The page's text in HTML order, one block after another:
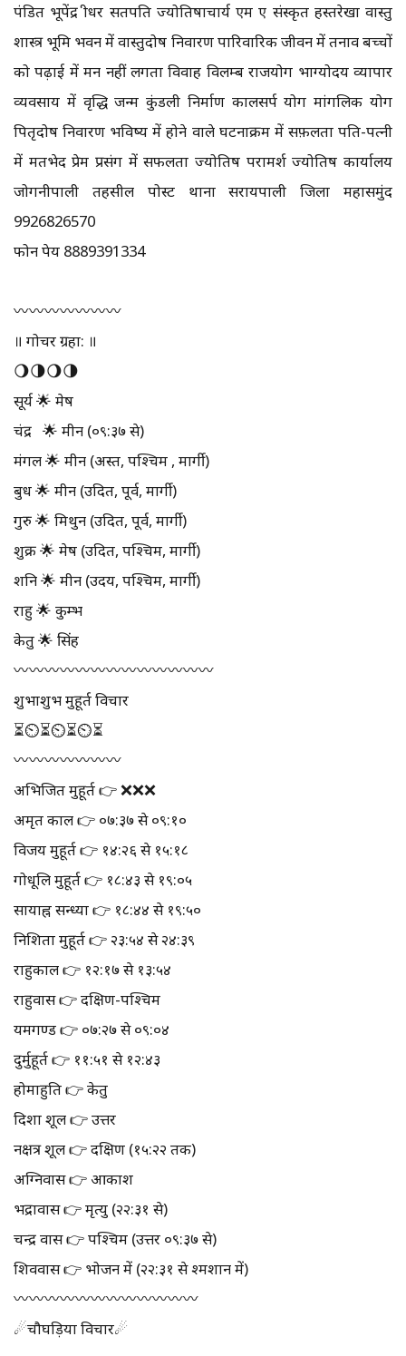
पंडित भूपेंद्र श्रीधर सतपति ज्योतिषाचार्य एम ए संस्कृत हस्तरेखा वास्तु
शास्त्र भूमि भवन में वास्तुदोष निवारण पारिवारिक जीवन में तनाव बच्चों
को पढ़ाई में मन नहीं लगता विवाह विलम्ब राजयोग भाग्योदय व्यापार
व्यवसाय में वृद्धि जन्म कुंडली निर्माण कालसर्प योग मांगलिक योग
पितृदोष निवारण भविष्य में होने वाले घटनाक्रम में सफ़लता पति-पत्नी
में मतभेद प्रेम प्रसंग में सफलता ज्योतिष परामर्श ज्योतिष कार्यालय
जोगनीपाली तहसील पोस्ट थाना सरायपाली जिला महासमुंद
9926826570
फोन पेय 8889391334
〰️〰️〰️〰️〰️〰️〰️
॥ गोचर ग्रहा: ॥
🌖🌗🌖🌗
सूर्य 🌟 मेष
चंद्र 🌟 मीन (०९:३७ से)
मंगल 🌟 मीन (अस्त, पश्चिम , मार्गी)
बुध 🌟 मीन (उदित, पूर्व, मार्गी)
गुरु 🌟 मिथुन (उदित, पूर्व, मार्गी)
शुक्र 🌟 मेष (उदित, पश्चिम, मार्गी)
शनि 🌟 मीन (उदय, पश्चिम, मार्गी)
राहु 🌟 कुम्भ
केतु 🌟 सिंह
〰️〰️〰️〰️〰️〰️〰️〰️〰️〰️〰️〰️〰️
शुभाशुभ मुहूर्त विचार
⏳⏲⏳⏲⏳⏲⏳
〰️〰️〰️〰️〰️〰️〰️
अभिजित मुहूर्त 👉 ❌❌❌
अमृत काल 👉 ०७:३७ से ०९:१०
विजय मुहूर्त 👉 १४:२६ से १५:१८
गोधूलि मुहूर्त 👉 १८:४३ से १९:०५
सायाह्न सन्ध्या 👉 १८:४४ से १९:५०
निशिता मुहूर्त 👉 २३:५४ से २४:३९
राहुकाल 👉 १२:१७ से १३:५४
राहुवास 👉 दक्षिण-पश्चिम
यमगण्ड 👉 ०७:२७ से ०९:०४
दुर्मुहूर्त 👉 ११:५१ से १२:४३
होमाहुति 👉 केतु
दिशा शूल 👉 उत्तर
नक्षत्र शूल 👉 दक्षिण (१५:२२ तक)
अग्निवास 👉 आकाश
भद्रावास 👉 मृत्यु (२२:३१ से)
चन्द्र वास 👉 पश्चिम (उत्तर ०९:३७ से)
शिववास 👉 भोजन में (२२:३१ से श्मशान में)
〰️〰️〰️〰️〰️〰️〰️〰️〰️〰️〰️〰️
☄चौघड़िया विचार☄